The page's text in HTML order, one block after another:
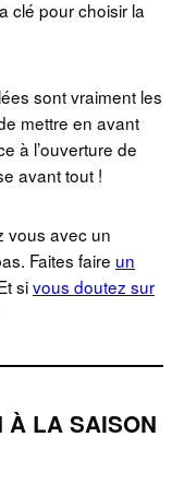
clé pour choisir la
sont vraiment les
mettre en avant
à l’ouverture de
avant tout !
vous avec un
Faites faire un
sivous doutez sur
À LA SAISON